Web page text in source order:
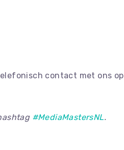
contact met ons op
#MediaMastersNL.